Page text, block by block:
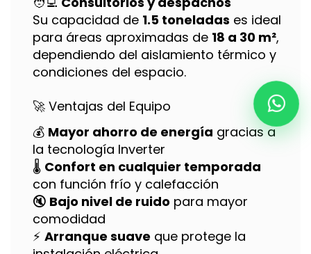
Su capacidad de 1.5 toneladas es ideal
para áreas aproximadas de 18 a 30 m²,
dependiendo del aislamiento térmico y
condiciones del espacio.
🚀 Ventajas del Equipo
💰 Mayor ahorro de energía gracias a
la tecnología Inverter
🌡️ Confort en cualquier temporada
con función frío y calefacción
🔇 Bajo nivel de ruido para mayor
comodidad
⚡ Arranque suave que protege la